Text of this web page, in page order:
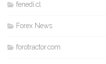
fenedi.cl
Forex News
forotractor.com